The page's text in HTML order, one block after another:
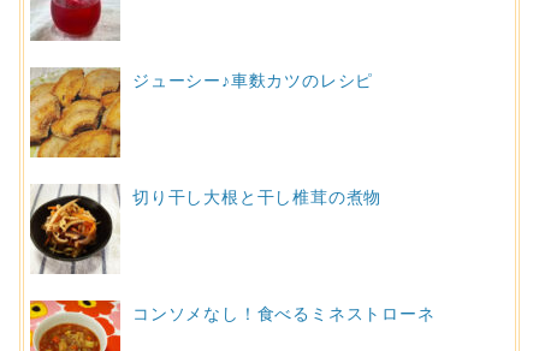
ジューシー♪車麩カツのレシピ
切り干し大根と干し椎茸の煮物
コンソメなし！食べるミネストローネ